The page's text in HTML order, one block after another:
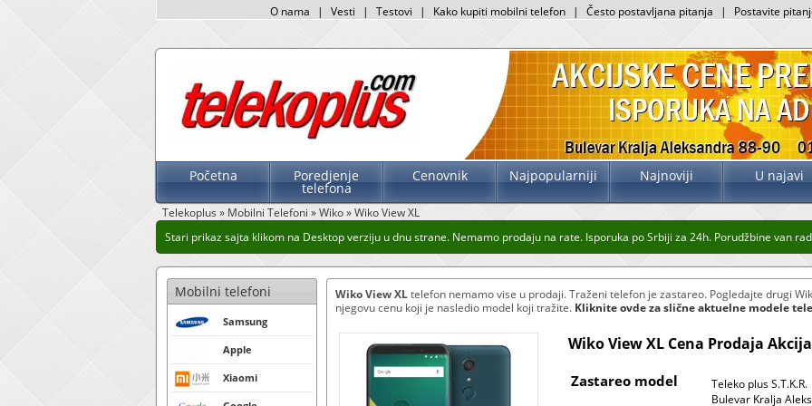
O nama | Vesti | Testovi | Kako kupiti mobilni telefon | Često postavljana pitanja | Postavite
Početna Poredjenje
telefona
Cenovnik Najpopularniji Najnoviji U najavi
Telekoplus» Mobilni Telefoni »Wiko»Wiko View XL
Stari prikaz sajta klikom na Desktop verziju u dnu strane. Nemamo prodaju na rate. Isporuka po Srbiji za 24h. Porudžbine van
Mobilni telefoni
Samsung
Apple
Xiaomi
Wiko View XLtelefon nemamo vise u prodaji. Traženi telefon je zastareo. Pogledajte drugi
njegovu cenu koji je nasledio model koji tražite. Kliknite ovde za slične aktuelne modele
Wiko View XL Cena Prodaja Akcija
Zastareo model
Teleko plus S.T.K.R.
Bulevar Kralja